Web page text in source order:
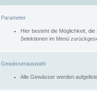
Parameter
Hier besteht die Möglichkeit,
Selektionen im Menü
Gewässerauswahl
Alle Gewässer werden